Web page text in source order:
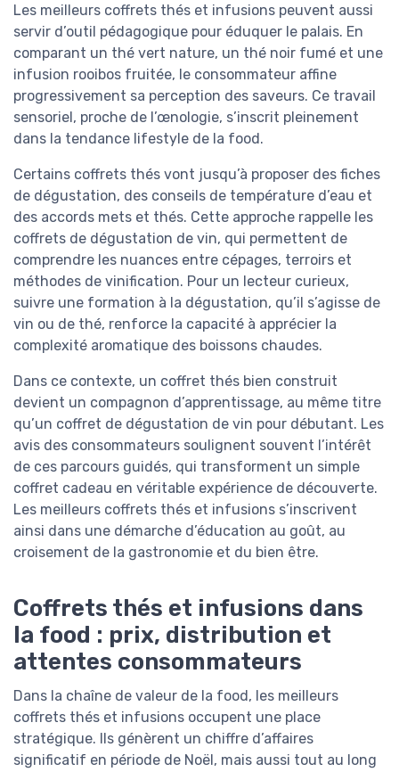
Les meilleurs coffrets thés et infusions peuvent aussi
servir d’outil pédagogique pour éduquer le palais. En
comparant un thé vert nature, un thé noir fumé et une
infusion rooibos fruitée, le consommateur affine
progressivement sa perception des saveurs. Ce travail
sensoriel, proche de l’œnologie, s’inscrit pleinement
dans la tendance lifestyle de la food.
Certains coffrets thés vont jusqu’à proposer des fiches
de dégustation, des conseils de température d’eau et
des accords mets et thés. Cette approche rappelle les
coffrets de dégustation de vin, qui permettent de
comprendre les nuances entre cépages, terroirs et
méthodes de vinification. Pour un lecteur curieux,
suivre une formation à la dégustation, qu’il s’agisse de
vin ou de thé, renforce la capacité à apprécier la
complexité aromatique des boissons chaudes.
Dans ce contexte, un coffret thés bien construit
devient un compagnon d’apprentissage, au même titre
qu’un coffret de dégustation de vin pour débutant. Les
avis des consommateurs soulignent souvent l’intérêt
de ces parcours guidés, qui transforment un simple
coffret cadeau en véritable expérience de découverte.
Les meilleurs coffrets thés et infusions s’inscrivent
ainsi dans une démarche d’éducation au goût, au
croisement de la gastronomie et du bien être.
Coffrets thés et infusions dans
la food : prix, distribution et
attentes consommateurs
Dans la chaîne de valeur de la food, les meilleurs
coffrets thés et infusions occupent une place
stratégique. Ils génèrent un chiffre d’affaires
significatif en période de Noël, mais aussi tout au long